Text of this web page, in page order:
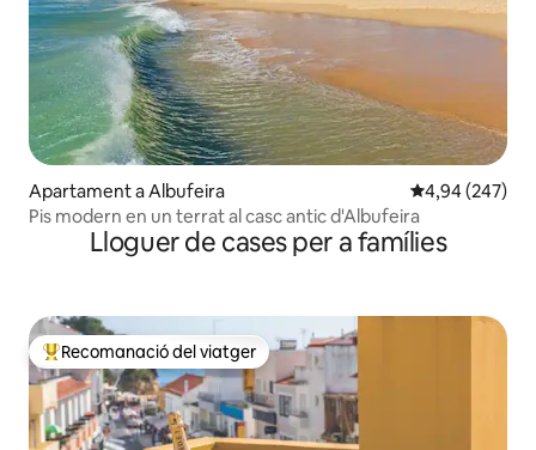
Apartament a Albufeira 4,94 de
4,94 (247)
Pis modern en un terrat al casc antic d'Albufeira
Lloguer de cases per a famílies
Principals recomanacions dels viatgers
Recomanació del viatger